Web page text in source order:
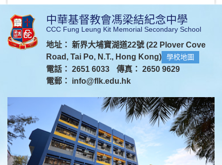
中華基督教會馮梁結紀念中學
CCC Fung Leung Kit Memorial Secondary School
地址： 新界大埔寶湖道22號 (22 Plover Cove
Road, Tai Po, N.T., Hong Kong)
學校地圖
電話： 2651 6033
傳真： 2650 9629
電郵： info@flk.edu.hk